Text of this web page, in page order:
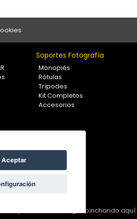
Soportes Fotografía
Monopiés
Rótulas
Trípodes
Kit Completos
Accesorios
pinchando aquí.
Aceptar